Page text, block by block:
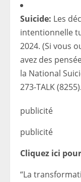
Suicide: Les
intentionnelle
2024. (Si vous
avez des
la National
273-TALK (8255).
publicité
publicité
Cliquez ici
“La